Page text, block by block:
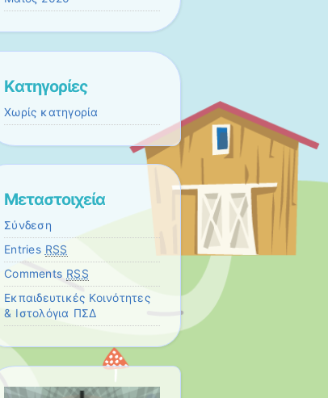
Kατηγορίες
Χωρίς κατηγορία
Μεταστοιχεία
Σύνδεση
Entries RSS
Comments RSS
Εκπαιδευτικές Κοινότητες
& Ιστολόγια ΠΣΔ